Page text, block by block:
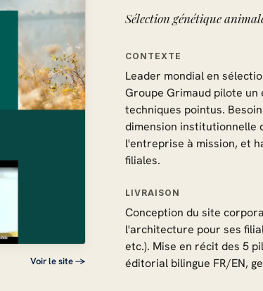
Sélection génétique
CONTEXTE
Leader mondial en
Groupe Grimaud pilote
techniques pointus.
dimension institutionnelle
l'entreprise à mission, et
filiales.
LIVRAISON
Conception du site
l'architecture pour ses
etc.). Mise en récit des 5
éditorial bilingue FR/EN,
Voir le site →